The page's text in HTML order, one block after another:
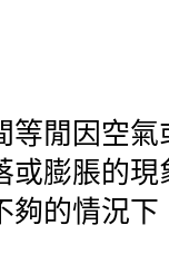
等閒因空
或膨脹的
夠的情況